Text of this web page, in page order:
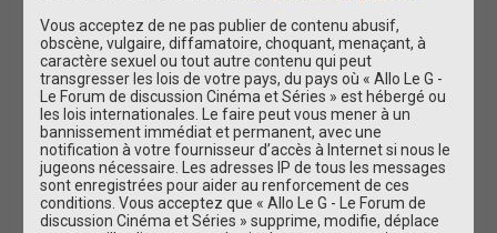
Vous acceptez de ne pas publier de contenu abusif,
obscène, vulgaire, diffamatoire, choquant, menaçant, à
caractère sexuel ou tout autre contenu qui peut
transgresser les lois de votre pays, du pays où « Allo Le G -
Le Forum de discussion Cinéma et Séries » est hébergé ou
les lois internationales. Le faire peut vous mener à un
bannissement immédiat et permanent, avec une
notification à votre fournisseur d’accès à Internet si nous le
jugeons nécessaire. Les adresses IP de tous les messages
sont enregistrées pour aider au renforcement de ces
conditions. Vous acceptez que « Allo Le G - Le Forum de
discussion Cinéma et Séries » supprime, modifie, déplace